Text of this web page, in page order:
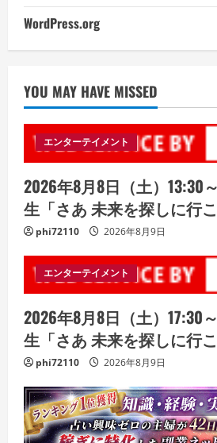
WordPress.org
YOU MAY HAVE MISSED
エンターテイメント
2026年8月8日（土）13:30
生「さあ 未来を探しに行
phi72110 2026年8月9日
エンターテイメント
2026年8月8日（土）17:30
生「さあ 未来を探しに行
phi72110 2026年8月9日